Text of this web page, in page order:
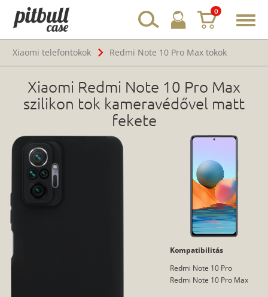
0
Xiaomi telefontokok
Redmi Note 10 Pro Max tokok
Xiaomi Redmi Note 10 Pro Max
szilikon tok kameravédővel matt
fekete
Kompatibilitás
Redmi Note 10 Pro
Redmi Note 10 Pro Max